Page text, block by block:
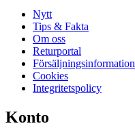
Nytt
Tips & Fakta
Om oss
Returportal
Försäljningsinformation
Cookies
Integritetspolicy
Konto